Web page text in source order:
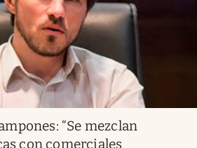
“Se mezclan
con comerciales